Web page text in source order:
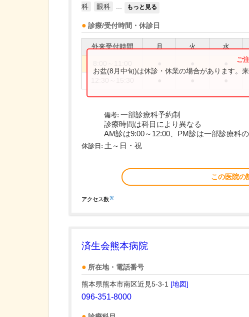
科
眼科 もっと見る
診療/受付時間・休診日
外来受付時間 月 火 水
お盆(8月中旬)は休診・休業の場合があります。
備考: 一部診療科予約制
診療時間は科目により異なる
AM診は9:00～12:00、PM診は一部診療科
休診日: 土～日・祝
この医院の
アクセス数※
済生会熊本病院
所在地・電話番号
熊本県熊本市南区近見5-3-1 [地図]
096-351-8000